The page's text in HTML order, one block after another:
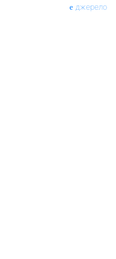
джерело